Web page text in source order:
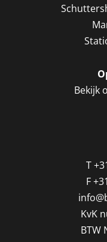
Bekijk
T
F
KvK
BTW